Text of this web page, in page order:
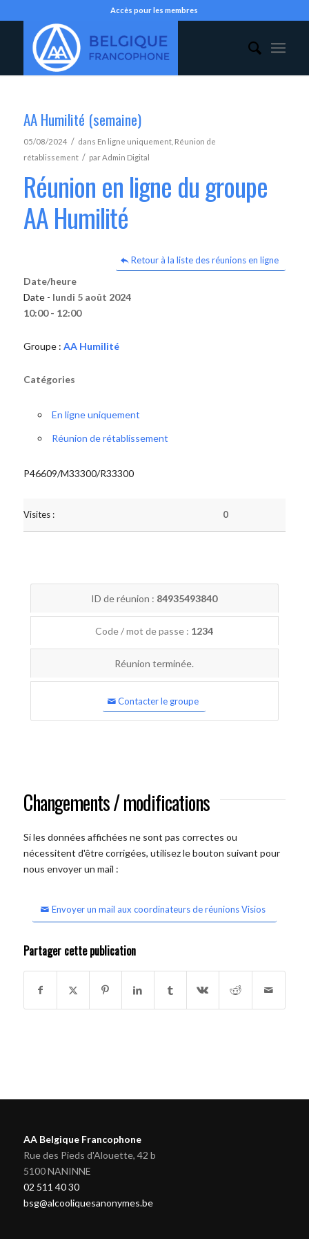
Accès pour les membres
AA Humilité (semaine)
05/08/2024 / dans En ligne uniquement, Réunion de
rétablissement / parAdmin Digital
Réunion en ligne du groupe
AA Humilité
Retour à la liste des réunions en ligne
Date/heure
Date - lundi 5 août 2024
10:00 - 12:00
Groupe : AA Humilité
Catégories
En ligne uniquement
Réunion de rétablissement
P46609/M33300/R33300
Visites : 0
ID de réunion : 84935493840
Code / mot de passe : 1234
Réunion terminée.
Contacter le groupe
Changements / modifications
Si les données affichées ne sont pas correctes ou
nécessitent d'être corrigées, utilisez le bouton suivant pour
nous envoyer un mail :
Envoyer un mail aux coordinateurs de réunions Visios
Partager cette publication
AA Belgique Francophone
Rue des Pieds d'Alouette, 42 b
5100 NANINNE
02 511 40 30
bsg@alcooliquesanonymes.be